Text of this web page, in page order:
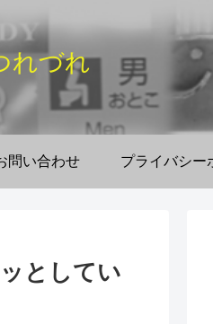
れづれ
問い合わせ プライバシー
としてい